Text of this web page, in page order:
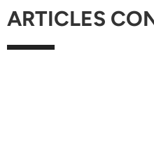
ARTICLES